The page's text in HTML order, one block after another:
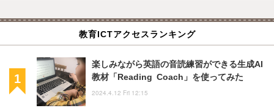
教育ICTアクセスランキング
楽しみながら英語の音読練習ができる生成AI
教材「Reading Coach」を使ってみた
2024.4.12 Fri 12:15